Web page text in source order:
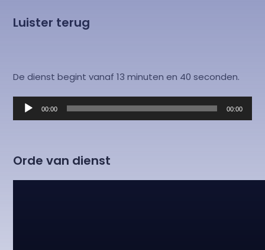
Luister terug
De dienst begint vanaf 13 minuten en 40 seconden.
Audiospeler
00:00 00:00
Orde van dienst